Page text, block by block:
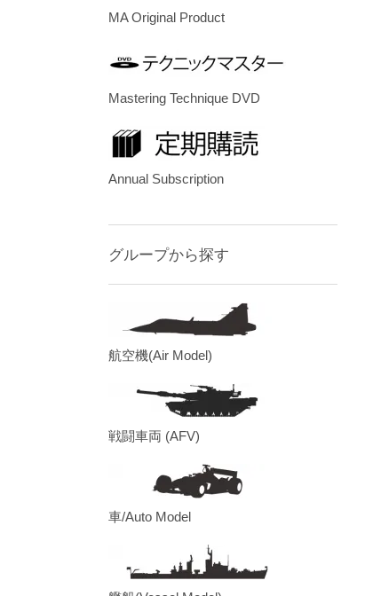
MA Original Product
Mastering Technique DVD
Annual Subscription
グループから探す
航空機(Air Model)
戦闘車両 (AFV)
車/Auto Model